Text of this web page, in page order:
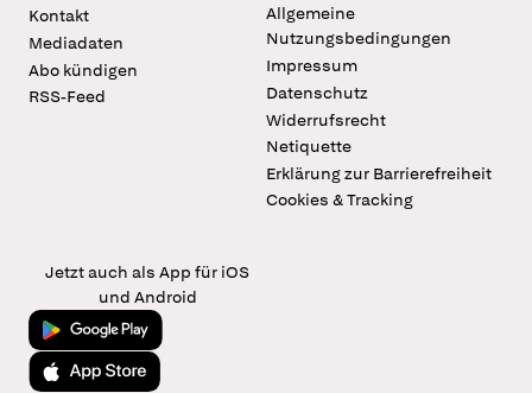
Kontakt
Mediadaten
Abo kündigen
RSS-Feed
Allgemeine
Nutzungsbedingungen
Impressum
Datenschutz
Widerrufsrecht
Netiquette
Erklärung zur Barrierefreiheit
Cookies & Tracking
Jetzt auch als App für iOS
und Android
Jetzt bei Google Play
Laden im App Store